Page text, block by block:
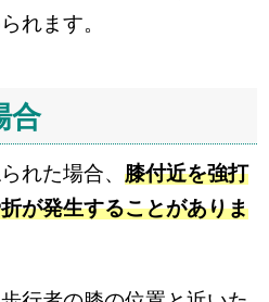
れます。
合
れた場合、膝付近を強打
が発生することがありま